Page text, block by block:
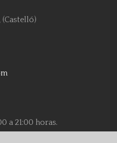
, (Castelló)
a 21:00 horas.